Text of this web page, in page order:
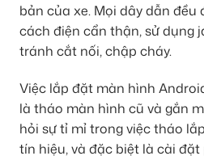
bản của xe. Mọi dây dẫn đều
cách điện cẩn thận, sử dụng
tránh cắt nối, chập cháy.
Việc lắp đặt màn hình
là tháo màn hình cũ và gắn
hỏi sự tỉ mỉ trong việc tháo
tín hiệu, và đặc biệt là cài